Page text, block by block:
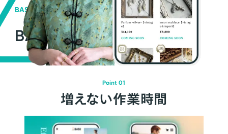
BASEの強み
BASEが強い3つの理由
Point 01
増えない作業時間